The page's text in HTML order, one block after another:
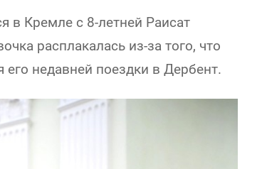
в Кремле с 8-летней Раисат
расплакалась из-за того, что
его недавней поездки в Дербент.